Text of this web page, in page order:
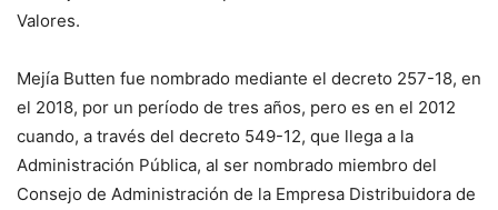
Valores.
Mejía Butten fue nombrado mediante el decreto 257-18, en
el 2018, por un período de tres años, pero es en el 2012
cuando, a través del decreto 549-12, que llega a la
Administración Pública, al ser nombrado miembro del
Consejo de Administración de la Empresa Distribuidora de